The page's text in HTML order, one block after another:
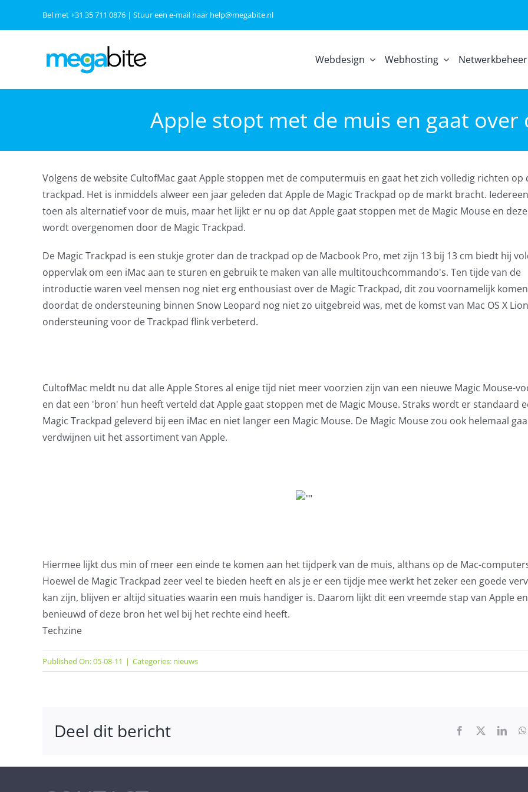
Bel met+31 35 711 0876| Stuur een e-mail naar help@megabite.nl
Webdesign Webhosting Netwerkbeheer
Apple stopt met de muis en gaat over
Volgens de website CultofMac gaat Apple stoppen met de computermuis en gaat het zich volledig richten op
trackpad. Het is inmiddels alweer een jaar geleden dat Apple de Magic Trackpad op de markt bracht.
toen als alternatief voor de muis, maar het lijkt er nu op dat Apple gaat stoppen met de Magic Mouse en
wordt overgenomen door de Magic Trackpad.
De Magic Trackpad is een stukje groter dan de trackpad op de Macbook Pro, met zijn 13 bij 13 cm biedt hij
oppervlak om een iMac aan te sturen en gebruik te maken van alle multitouchcommando's. Ten tijde van de
introductie waren veel mensen nog niet erg enthousiast over de Magic Trackpad, dit zou voornamelijk komen
doordat de ondersteuning binnen Snow Leopard nog niet zo uitgebreid was, met de komst van Mac OS X
ondersteuning voor de Trackpad flink verbeterd.
CultofMac meldt nu dat alle Apple Stores al enige tijd niet meer voorzien zijn van een nieuwe Magic Mouse-
en dat een 'bron' hun heeft verteld dat Apple gaat stoppen met de Magic Mouse. Straks wordt er standaard
Magic Trackpad geleverd bij een iMac en niet langer een Magic Mouse. De Magic Mouse zou ook helemaal
verdwijnen uit het assortiment van Apple.
Hiermee lijkt dus min of meer een einde te komen aan het tijdperk van de muis, althans op de Mac-
Hoewel de Magic Trackpad zeer veel te bieden heeft en als je er een tijdje mee werkt het zeker een goede
kan zijn, blijven er altijd situaties waarin een muis handiger is. Daarom lijkt dit een vreemde stap van Apple
benieuwd of deze bron het wel bij het rechte eind heeft.
Techzine
Published On: 05-08-11 | Categories: nieuws
Deel dit bericht